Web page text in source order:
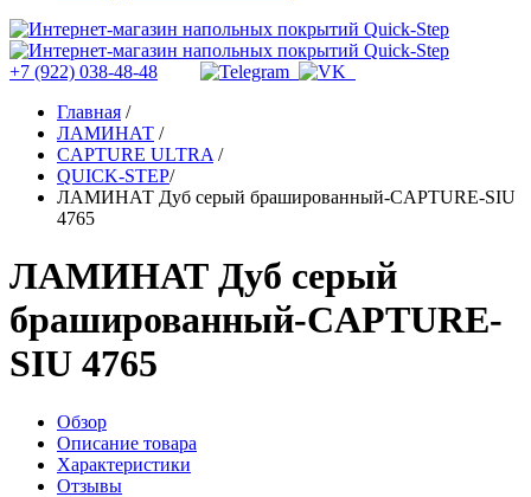
+7 (922) 038-48-48
Главная /
ЛАМИНАТ /
CAPTURE ULTRA /
QUICK-STEP/
ЛАМИНАТ Дуб серый брашированный-CAPTURE-SIU
4765
ЛАМИНАТ Дуб серый
брашированный-CAPTURE-
SIU 4765
Обзор
Описание товара
Характеристики
Отзывы